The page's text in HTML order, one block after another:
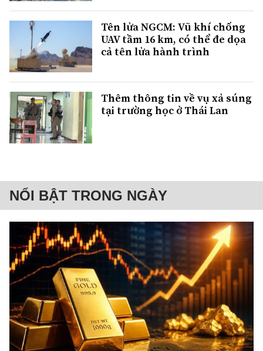
Tên lửa NGCM: Vũ khí chống
UAV tầm 16 km, có thể đe dọa
cả tên lửa hành trình
Thêm thông tin về vụ xả súng
tại trường học ở Thái Lan
NỔI BẬT TRONG NGÀY